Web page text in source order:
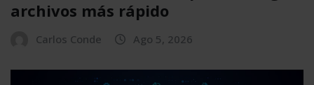
archivos más rápido
Carlos Conde Ago 5, 2026